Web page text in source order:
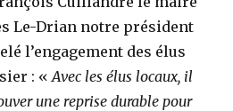
Le-Drian notre président
l’engagement des élus
: «Avec les élus locaux, il
une reprise durable pour